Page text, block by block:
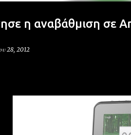
η αναβάθμιση σε
28, 2012